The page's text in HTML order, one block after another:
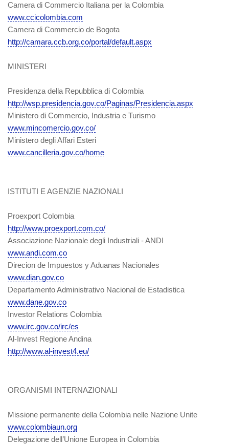
Camera di Commercio Italiana per la Colombia
www.ccicolombia.com
Camera di Commercio de Bogota
http://camara.ccb.org.co/portal/default.aspx
MINISTERI
Presidenza della Repubblica di Colombia
http://wsp.presidencia.gov.co/Paginas/Presidencia.aspx
Ministero di Commercio, Industria e Turismo
www.mincomercio.gov.co/
Ministero degli Affari Esteri
www.cancilleria.gov.co/home
ISTITUTI E AGENZIE NAZIONALI
Proexport Colombia
http://www.proexport.com.co/
Associazione Nazionale degli Industriali - ANDI
www.andi.com.co
Direcion de Impuestos y Aduanas Nacionales
www.dian.gov.co
Departamento Administrativo Nacional de Estadistica
www.dane.gov.co
Investor Relations Colombia
www.irc.gov.co/irc/es
Al-Invest Regione Andina
http://www.al-invest4.eu/
ORGANISMI INTERNAZIONALI
Missione permanente della Colombia nelle Nazione Unite
www.colombiaun.org
Delegazione dell’Unione Europea in Colombia